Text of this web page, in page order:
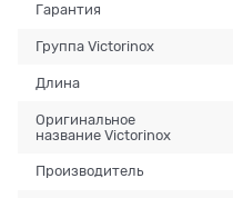
Гарантия
Группа Victorinox
Длина
Оригинальное
название Victorinox
Производитель